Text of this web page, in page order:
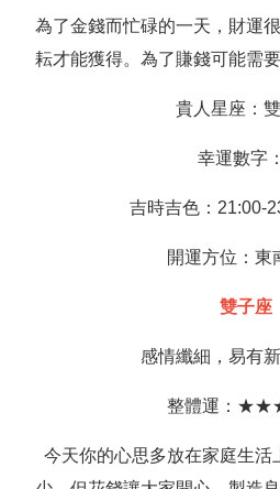
為了金錢而忙碌的一天，財運
耘才能獲得。為了賺錢可能需
貴人星座：
幸運數字
吉時吉色：21:00-
開運方位：東
雙子座
感情纖細，易有新
整體運：
今天你的心思多放在家庭生活